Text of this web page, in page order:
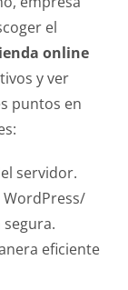
el
online
y ver
puntos en
servidor.
eficiente